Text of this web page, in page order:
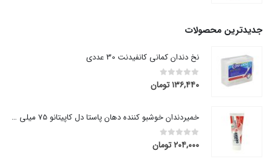
جدیدترین محصولات
نخ دندان کمانی کانفیدنت 30 عددی
0
out of 5
۱۳۶,۴۴۰تومان
خمیردندان خوشبو کننده دهان پاستا دل کاپیتانو 75 میلی لیتر
۲۰۴,۰۰۰تومان